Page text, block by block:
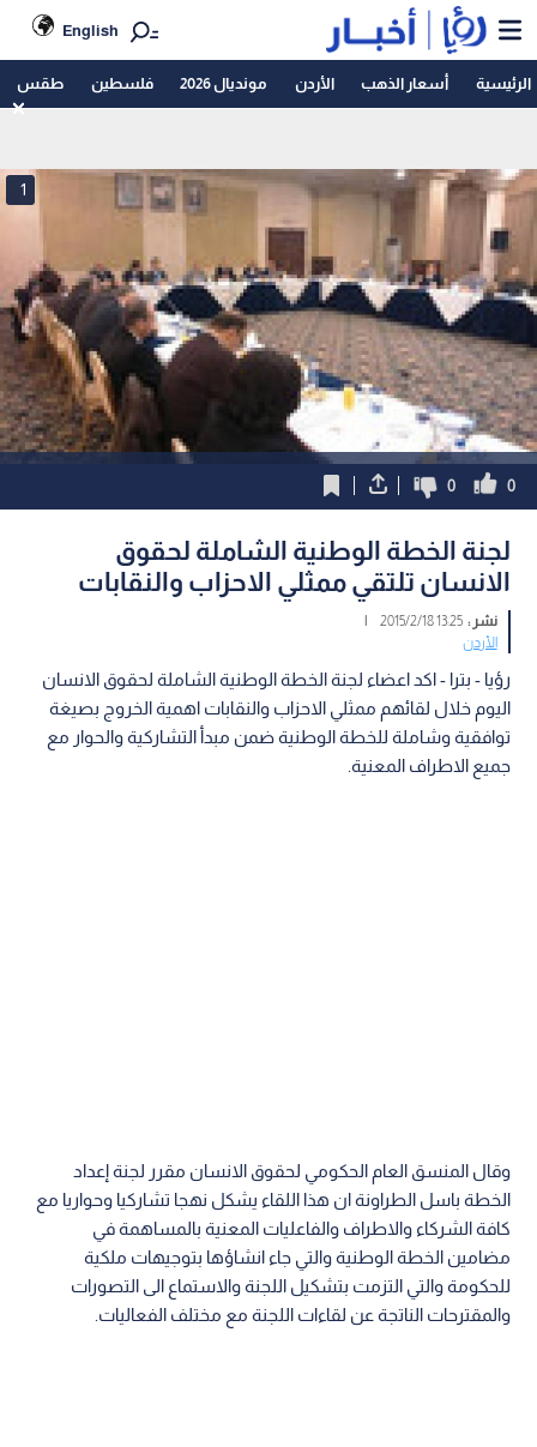
English
الرئيسية أسعار الذهب الأردن مونديال 2026 فلسطين طقس
1
0
0
لجنة الخطة الوطنية الشاملة لحقوق
الانسان تلتقي ممثلي الاحزاب والنقابات
نشر :13:25 2015/2/18
|
الأردن
رؤيا - بترا - اكد اعضاء لجنة الخطة الوطنية الشاملة لحقوق الانسان
اليوم خلال لقائهم ممثلي الاحزاب والنقابات اهمية الخروج بصيغة
توافقية وشاملة للخطة الوطنية ضمن مبدأ التشاركية والحوار مع
جميع الاطراف المعنية.
وقال المنسق العام الحكومي لحقوق الانسان مقرر لجنة إعداد
الخطة باسل الطراونة ان هذا اللقاء يشكل نهجا تشاركيا وحواريا مع
كافة الشركاء والاطراف والفاعليات المعنية بالمساهمة في
مضامين الخطة الوطنية والتي جاء انشاؤها بتوجيهات ملكية
للحكومة والتي التزمت بتشكيل اللجنة والاستماع الى التصورات
والمقترحات الناتجة عن لقاءات اللجنة مع مختلف الفعاليات.